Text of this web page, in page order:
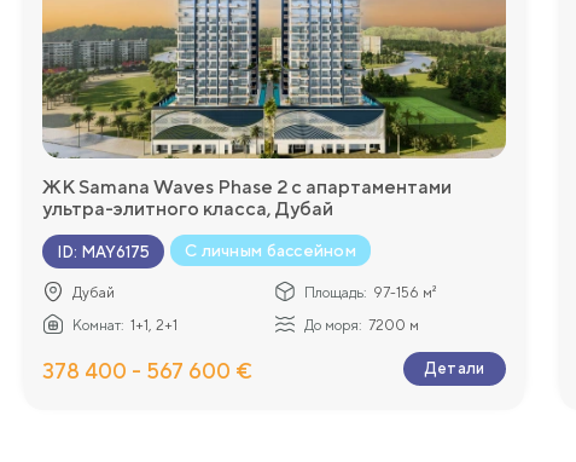
ЖК Samana Waves Phase 2 с апартаментами
ультра-элитного класса, Дубай
ID: MAY6175 С личным бассейном
Дубай Площадь: 97-156 м²
Комнат: 1+1, 2+1 До моря: 7200 м
378 400 - 567 600 € Детали